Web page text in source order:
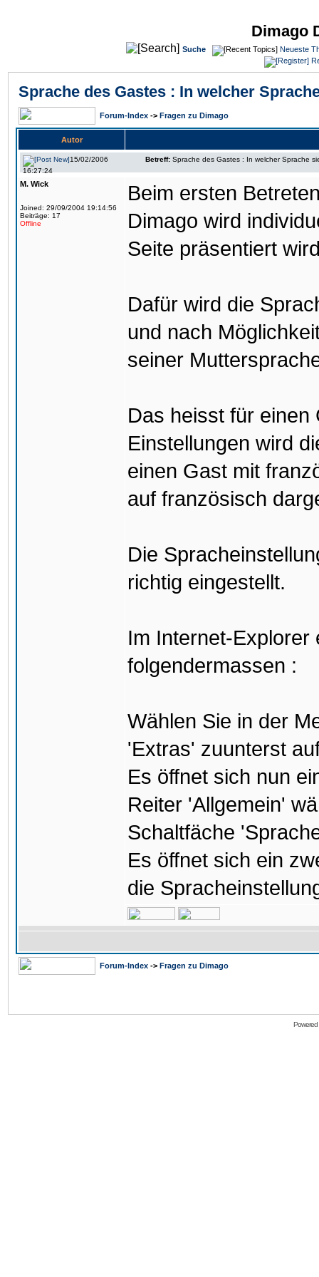
Dimago
Suche
Neueste
Sprache des Gastes : In welcher
Forum-Index -> Fragen zu Dimago
Autor
15/02/2006
16:27:24
Betreff: Sprache des Gastes : In welcher Sprache
M. Wick
Joined: 29/09/2004 19:14:56
Beiträge: 17
Offline
Beim ersten
Dimago wird
Seite präsentiert
Dafür wird die
und nach
seiner
Das heisst für
Einstellungen wird
einen Gast mit
auf französisch
Die
richtig eingestellt.
Im Internet-Explorer
folgendermassen :
Wählen Sie in der
'Extras' zuunterst
Es öffnet sich nun
Reiter 'Allgemein'
Schaltfäche
Es öffnet sich ein
die
Forum-Index -> Fragen zu Dimago